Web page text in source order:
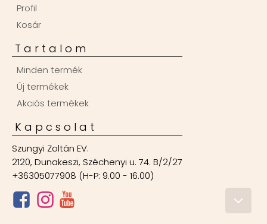
Profil
Kosár
Tartalom
Minden termék
Új termékek
Akciós termékek
Kapcsolat
Szungyi Zoltán EV.
2120, Dunakeszi, Széchenyi u. 74. B/2/27
+36305077908 (H-P: 9.00 - 16.00)